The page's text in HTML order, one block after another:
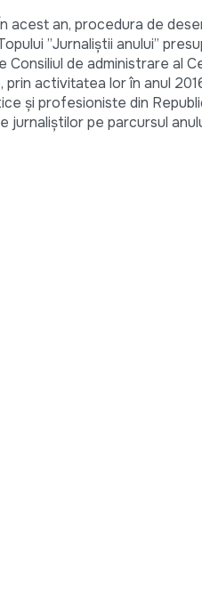
acest an, procedura de
”Jurnaliştii anului”
de administrare al
activitatea lor în anul
şi profesioniste din
pe parcursul